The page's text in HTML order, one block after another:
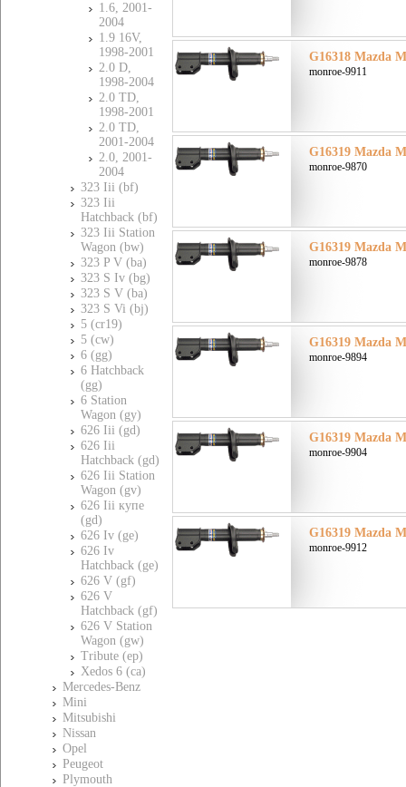
1.6, 2001-
2004
1.9 16V,
1998-2001
2.0 D,
1998-2004
2.0 TD,
1998-2001
2.0 TD,
2001-2004
2.0, 2001-
2004
323 Iii (bf)
323 Iii
Hatchback (bf)
323 Iii Station
Wagon (bw)
323 P V (ba)
323 S Iv (bg)
323 S V (ba)
323 S Vi (bj)
5 (cr19)
5 (cw)
6 (gg)
6 Hatchback
(gg)
6 Station
Wagon (gy)
626 Iii (gd)
626 Iii
Hatchback (gd)
626 Iii Station
Wagon (gv)
626 Iii купе
(gd)
626 Iv (ge)
626 Iv
Hatchback (ge)
626 V (gf)
626 V
Hatchback (gf)
626 V Station
Wagon (gw)
Tribute (ep)
Xedos 6 (ca)
Mercedes-Benz
Mini
Mitsubishi
Nissan
Opel
Peugeot
Plymouth
G16318 Mazda
monroe-9911
G16319 Mazda
monroe-9870
G16319 Mazda
monroe-9878
G16319 Mazda
monroe-9894
G16319 Mazda
monroe-9904
G16319 Mazda
monroe-9912